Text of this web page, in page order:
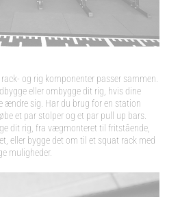
og rig komponenter passer sammen.
eller ombygge dit rig, hvis dine
ændre sig. Har du brug for en station
et par stolper og et par pull up bars.
dit rig, fra vægmonteret til fritstående,
eller bygge det om til et squat rack med
muligheder.